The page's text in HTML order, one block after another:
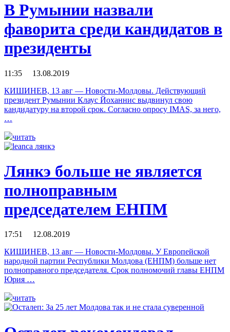
В Румынии назвали
фаворита среди кандидатов в
президенты
11:35 13.08.2019
КИШИНЕВ, 13 авг — Новости-Молдовы. Действующий
президент Румынии Клаус Йоханнис выдвинул свою
кандидатуру на второй срок. Согласно опросу IMAS, за него,
…
читать
Лянкэ больше не является
полноправным
председателем ЕНПМ
17:51 12.08.2019
КИШИНЕВ, 13 авг — Новости-Молдовы. У Европейской
народной партии Республики Молдова (ЕНПМ) больше нет
полноправного председателя. Cрок полномочий главы ЕНПМ
Юрия …
читать